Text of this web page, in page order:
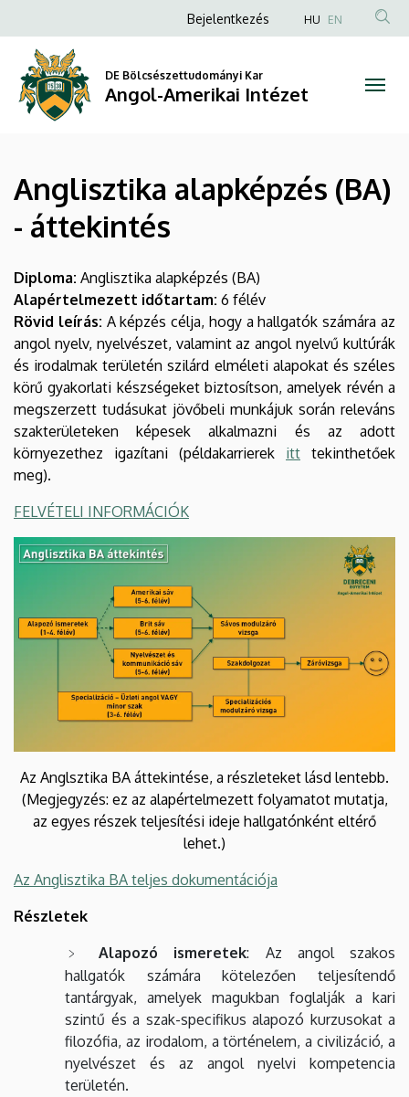
alapképzés
(BA)
áttekintés
Angol-
Amerikai
Intézet
a
tartalomra
Anonim
fiók
menüje
Bejelentkezés HU EN
DE Bölcsészettudományi Kar
Angol-Amerikai Intézet
Anglisztika alapképzés (BA)
- áttekintés
Diploma: Anglisztika alapképzés (BA)
Alapértelmezett időtartam: 6 félév
Rövid leírás: A képzés célja, hogy a hallgatók számára az
angol nyelv, nyelvészet, valamint az angol nyelvű kultúrák
és irodalmak területén szilárd elméleti alapokat és széles
körű gyakorlati készségeket biztosítson, amelyek révén a
megszerzett tudásukat jövőbeli munkájuk során releváns
szakterületeken képesek alkalmazni és az adott
környezethez igazítani (példakarrierek itt tekinthetőek
meg).
FELVÉTELI INFORMÁCIÓK
Az Anglsztika BA áttekintése, a részleteket lásd lentebb.
(Megjegyzés: ez az alapértelmezett folyamatot mutatja,
az egyes részek teljesítési ideje hallgatónként eltérő
lehet.)
Az Anglisztika BA teljes dokumentációja
Részletek
Alapozó ismeretek: Az angol szakos
hallgatók számára kötelezően teljesítendő
tantárgyak, amelyek magukban foglalják a kari
szintű és a szak-specifikus alapozó kurzusokat a
filozófia, az irodalom, a történelem, a civilizáció, a
nyelvészet és az angol nyelvi kompetencia
területén.